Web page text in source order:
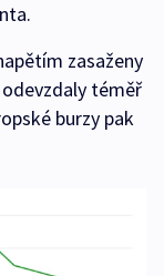
zasaženy
téměř
burzy pak